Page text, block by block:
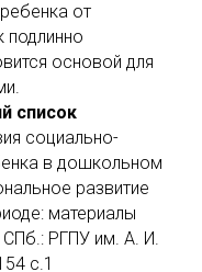
от
подлинно
основой для
список
социально-
в дошкольном
развитие
материалы
РГПУ им. А. И.
с.1